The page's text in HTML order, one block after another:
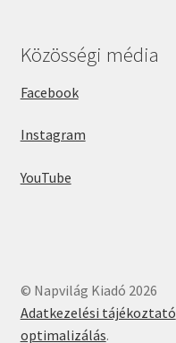
Közösségi média
Facebook
Instagram
YouTube
© Napvilág Kiadó 2026
Adatkezelési tájékoztató
optimalizálás.